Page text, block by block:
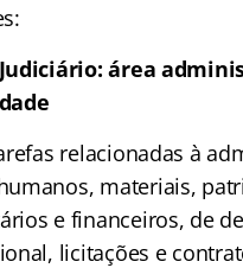
área
relacionadas à
materiais,
e financeiros, de
licitações e